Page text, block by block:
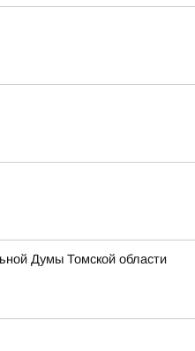
Думы Томской области